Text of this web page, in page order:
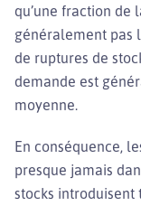
qu’une fraction de
généralement pas
de ruptures de
demande est
moyenne.
En conséquence,
presque jamais
stocks introduisent